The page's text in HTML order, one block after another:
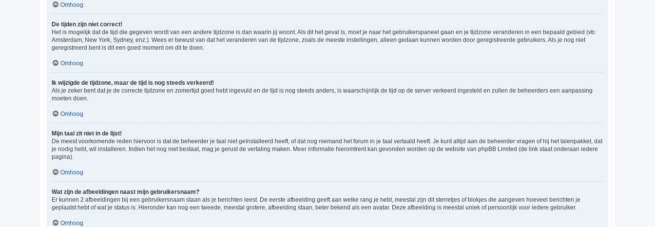
Omhoog
De tijden zijn niet correct!
Het is mogelijk dat de tijd die gegeven wordt van een andere tijdzone is dan waarin jij woont. Als dit het geval is, moet je naar het gebruikerspaneel gaan en je tijdzone veranderen in een bepaald gebied (vb:
Amsterdam, New York, Sydney, enz.). Wees er bewust van dat het veranderen van de tijdzone, zoals de meeste instellingen, alleen gedaan kunnen worden door geregistreerde gebruikers. Als je nog niet
geregistreerd bent is dit een goed moment om dit te doen.
Omhoog
Ik wijzigde de tijdzone, maar de tijd is nog steeds verkeerd!
Als je zeker bent dat je de correcte tijdzone en zomertijd goed hebt ingevuld en de tijd is nog steeds anders, is waarschijnlijk de tijd op de server verkeerd ingesteld en zullen de beheerders een aanpassing
moeten doen.
Omhoog
Mijn taal zit niet in de lijst!
De meest voorkomende reden hiervoor is dat de beheerder je taal niet geïnstalleerd heeft, of dat nog niemand het forum in je taal vertaald heeft. Je kunt altijd aan de beheerder vragen of hij het talenpakket, dat
je nodig hebt, wil installeren. Indien het nog niet bestaat, mag je gerust de vertaling maken. Meer informatie hieromtrent kan gevonden worden op de website van phpBB Limited (de link staat onderaan iedere
pagina).
Omhoog
Wat zijn de afbeeldingen naast mijn gebruikersnaam?
Er kunnen 2 afbeeldingen bij een gebruikersnaam staan als je berichten leest. De eerste afbeelding geeft aan welke rang je hebt, meestal zijn dit sterretjes of blokjes die aangeven hoeveel berichten je
geplaatst hebt of wat je status is. Hieronder kan nog een tweede, meestal grotere, afbeelding staan, beter bekend als een avatar. Deze afbeelding is meestal uniek of persoonlijk voor iedere gebruiker.
Omhoog